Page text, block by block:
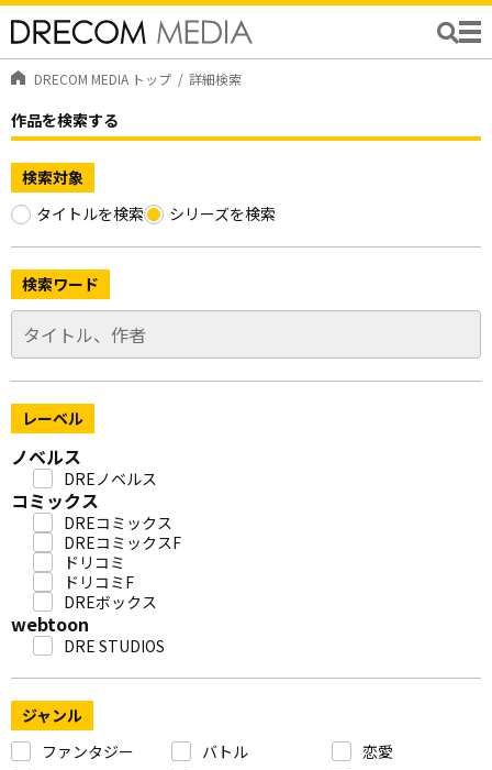
DRECOM MEDIA トップ 詳細検索
作品を検索する
検索対象
タイトルを検索
シリーズを検索
検索ワード
レーベル
ノベルス
DREノベルス
コミックス
DREコミックス
DREコミックスF
ドリコミ
ドリコミF
DREボックス
webtoon
DRE STUDIOS
ジャンル
ファンタジー
バトル
恋愛